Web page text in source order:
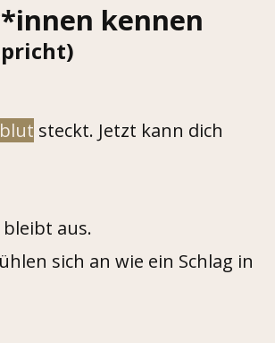
kennen
steckt. Jetzt kann dich
aus.
sich an wie ein Schlag in